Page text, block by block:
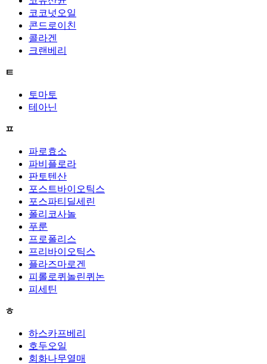
코코넛오일
콘드로이친
콜라겐
크랜베리
ㅌ
토마토
테아닌
ㅍ
파로효소
파비플로라
판토텐산
포스트바이오틱스
포스파티딜세린
폴리코사놀
푸룬
프로폴리스
프리바이오틱스
플라즈마로겐
피롤로퀴놀린퀴논
피세틴
ㅎ
하스카프베리
호두오일
회화나무열매